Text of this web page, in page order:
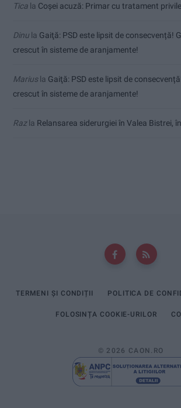
Tica la Coșei acuză: Primar cu tratament
Dinu la Gaiţă: PSD este lipsit de consecvență!
crescut în sisteme de aranjamente!
Mariusla Gaiţă: PSD este lipsit de
crescut în sisteme de aranjamente!
Razla Relansarea siderurgiei în Valea Bistrei,
TERMENI ȘI CONDIȚII POLITICA DE
FOLOSINȚA COOKIE-URILOR
© 2026 CAON.RO